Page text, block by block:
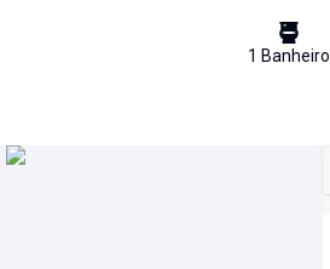
1 Banheiro